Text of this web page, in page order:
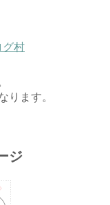
グ村
ります。
ジ